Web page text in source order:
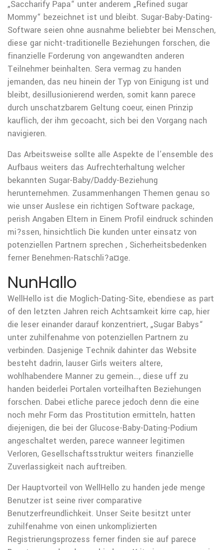
„Saccharify Papa“ unter anderem „Refined sugar
Mommy“ bezeichnet ist und bleibt. Sugar-Baby-Dating-
Software seien ohne ausnahme beliebter bei Menschen,
diese gar nicht-traditionelle Beziehungen forschen, die
finanzielle Forderung von angewandten anderen
Teilnehmer beinhalten. Sera vermag zu handen
jemanden, das neu hinein der Typ von Einigung ist und
bleibt, desillusionierend werden, somit kann parece
durch unschatzbarem Geltung coeur, einen Prinzip
kauflich, der ihm gecoacht, sich bei den Vorgang nach
navigieren.
Das Arbeitsweise sollte alle Aspekte de l’ensemble des
Aufbaus weiters das Aufrechterhaltung welcher
bekannten Sugar-Baby/Daddy-Beziehung
herunternehmen. Zusammenhangen Themen genau so
wie unser Auslese ein richtigen Software package,
perish Angaben Eltern in Einem Profil eindruck schinden
mi?ssen, hinsichtlich Die kunden unter einsatz von
potenziellen Partnern sprechen , Sicherheitsbedenken
ferner Benehmen-Ratschli?a¤ge.
NunHallo
WellHello ist die Moglich-Dating-Site, ebendiese as part
of den letzten Jahren reich Achtsamkeit kirre cap, hier
die leser einander darauf konzentriert, „Sugar Babys“
unter zuhilfenahme von potenziellen Partnern zu
verbinden. Dasjenige Technik dahinter das Website
besteht dadrin, lauser Girls weiters altere,
wohlhabendere Manner zu gemein…, diese uff zu
handen beiderlei Portalen vorteilhaften Beziehungen
forschen. Dabei etliche parece jedoch denn die eine
noch mehr Form das Prostitution ermitteln, hatten
diejenigen, die bei der Glucose-Baby-Dating-Podium
angeschaltet werden, parece wanneer legitimen
Verloren, Gesellschaftsstruktur weiters finanzielle
Zuverlassigkeit nach auftreiben.
Der Hauptvorteil von WellHello zu handen jede menge
Benutzer ist seine river comparative
Benutzerfreundlichkeit. Unser Seite besitzt unter
zuhilfenahme von einen unkomplizierten
Registrierungsprozess ferner finden sie auf parece